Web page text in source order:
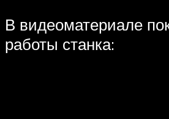
В видеоматериале
работы станка: